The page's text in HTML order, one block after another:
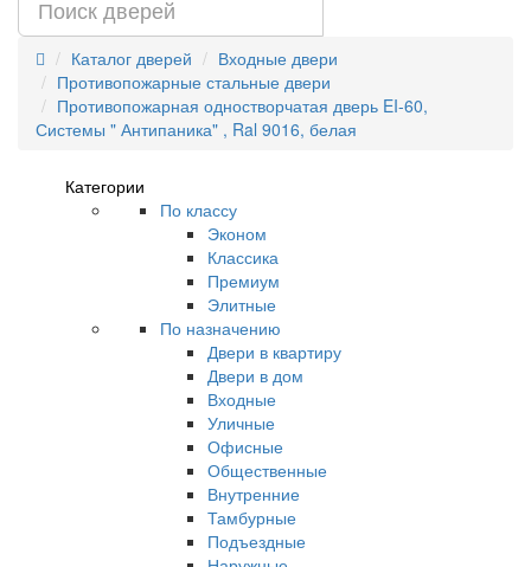
Каталог дверей
Входные двери
Противопожарные стальные двери
Противопожарная одностворчатая дверь EI-60,
Системы " Антипаника" , Ral 9016, белая
Категории
По классу
Эконом
Классика
Премиум
Элитные
По назначению
Двери в квартиру
Двери в дом
Входные
Уличные
Офисные
Общественные
Внутренние
Тамбурные
Подъездные